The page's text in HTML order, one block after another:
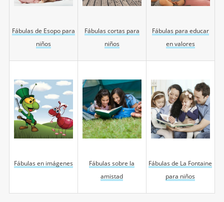
Fábulas de Esopo para
niños
Fábulas cortas para
niños
Fábulas para educar
en valores
Fábulas en imágenes
Fábulas sobre la
amistad
Fábulas de La Fontaine
para niños